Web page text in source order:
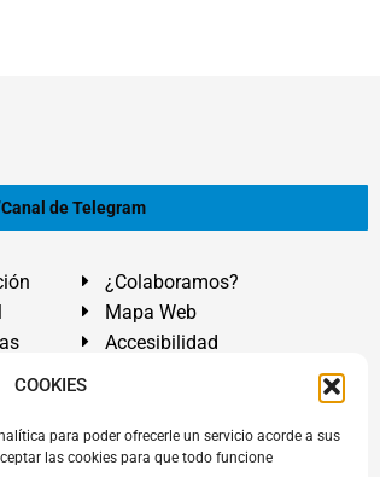
COOKIES
para poder ofrecerle un servicio acorde a sus
las cookies para que todo funcione
Canal de Telegram
¿Colaboramos?
Mapa Web
Accesibilidad
Santa Cruz de Tenerife. Islas Canarias.